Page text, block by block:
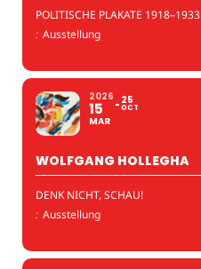
POLITISCHE PLAKATE 1918–1933
: Ausstellung
2026
15
MAR
25
OCT
WOLFGANG HOLLEGHA
DENK NICHT, SCHAU!
: Ausstellung